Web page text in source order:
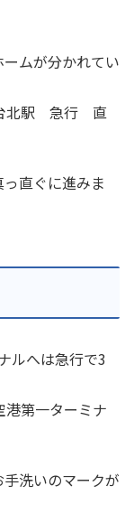
ムが分かれてい
直ぐに進みま
ルへは急行で3
洗いのマークが